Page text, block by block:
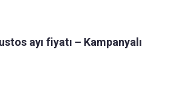
ayı fiyatı – Kampanyalı